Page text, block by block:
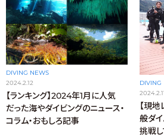
DIVING NEWS
2024.2.12
【ランキング】2024年1月に人気
だった海やダイビングのニュース・
コラム・おもしろ記事
DIVING
【現
般ダ
挑戦